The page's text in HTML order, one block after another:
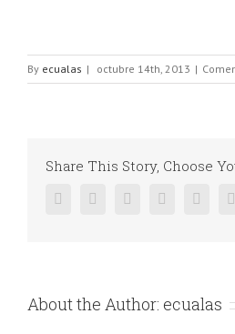
By ecualas | octubre 14th, 2013 |
Share This Story, Choose
FacebookTwitter LinkedinReddit
About the Author: ecualas